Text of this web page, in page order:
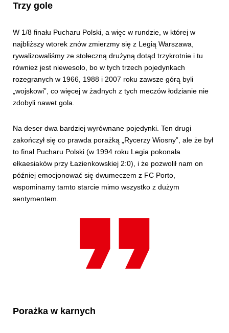
Trzy gole
W 1/8 finału Pucharu Polski, a więc w rundzie, w której w
najbliższy wtorek znów zmierzmy się z Legią Warszawa,
rywalizowaliśmy ze stołeczną drużyną dotąd trzykrotnie i tu
również jest niewesoło, bo w tych trzech pojedynkach
rozegranych w 1966, 1988 i 2007 roku zawsze górą byli
„wojskowi”, co więcej w żadnych z tych meczów łodzianie nie
zdobyli nawet gola.
Na deser dwa bardziej wyrównane pojedynki. Ten drugi
zakończył się co prawda porażką „Rycerzy Wiosny”, ale że był
to finał Pucharu Polski (w 1994 roku Legia pokonała
ełkaesiaków przy Łazienkowskiej 2:0), i że pozwolił nam on
później emocjonować się dwumeczem z FC Porto,
wspominamy tamto starcie mimo wszystko z dużym
sentymentem.
Porażka w karnych